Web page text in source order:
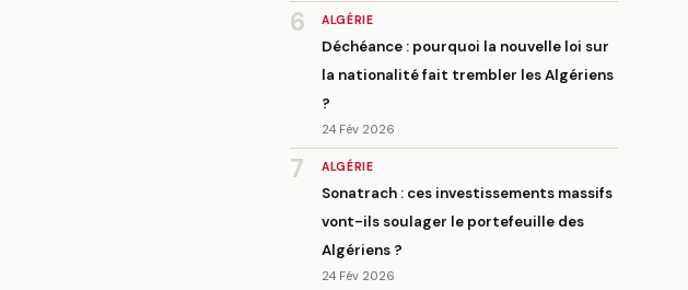
6 ALGÉRIE
Déchéance : pourquoi la nouvelle loi sur
la nationalité fait trembler les Algériens
?
24 Fév 2026
7 ALGÉRIE
Sonatrach : ces investissements massifs
vont-ils soulager le portefeuille des
Algériens ?
24 Fév 2026